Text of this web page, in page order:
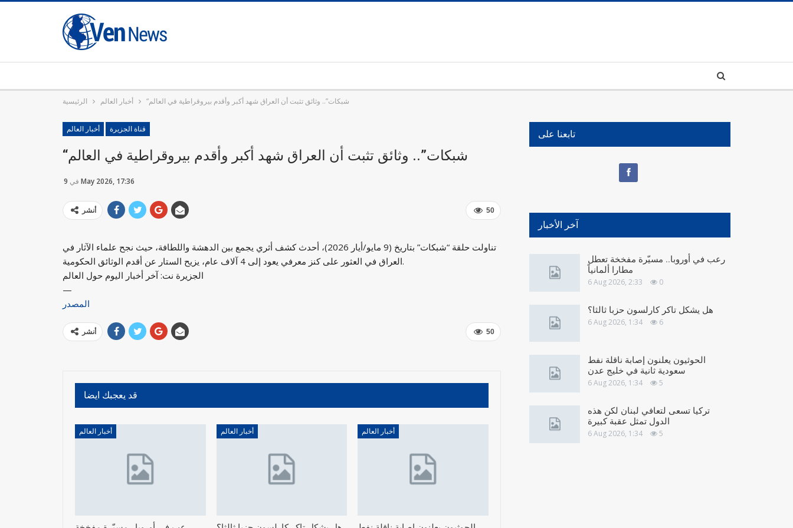
الرئيسية أخبار العالم “شبكات”.. وثائق تثبت أن العراق شهد أكبر وأقدم بيروقراطية في العالم
أخبار العالم قناة الجزيرة
“شبكات”.. وثائق تثبت أن العراق شهد أكبر وأقدم بيروقراطية في العالم
في 9 May 2026, 17:36
50 أنشر
تناولت حلقة “شبكات” بتاريخ (9 مايو/أيار 2026)، أحدث كشف أثري يجمع بين الدهشة واللطافة، حيث نجح علماء الآثار في
العراق في العثور على كنز معرفي يعود إلى 4 آلاف عام، يزيح الستار عن أقدم الوثائق الحكومية.
الجزيرة نت: آخر أخبار اليوم حول العالم
—
المصدر
50 أنشر
قد يعجبك ايضا
أخبار العالم أخبار العالم أخبار العالم
تابعنا على
آخر الأخبار
رعب في أوروبا.. مسيّرة مفخخة تعطل
مطارا ألمانياً
6 Aug 2026, 2:33 0
هل يشكل تاكر كارلسون حزبا ثالثا؟
6 Aug 2026, 1:34 6
الحوثيون يعلنون إصابة ناقلة نفط
سعودية ثانية في خليج عدن
6 Aug 2026, 1:34 5
تركيا تسعى لتعافي لبنان لكن هذه
الدول تمثل عقبة كبيرة
6 Aug 2026, 1:34 5